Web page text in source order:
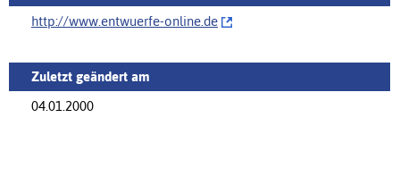
http://‌www.entwuerfe-online.de
Zuletzt geändert am
04.01.2000